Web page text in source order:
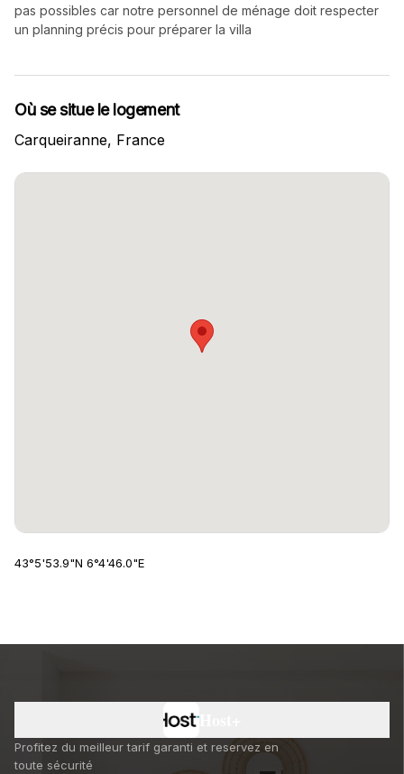
pas possibles car notre personnel de ménage doit respecter
un planning précis pour préparer la villa
Où se situe le logement
Carqueiranne, France
43°5'53.9"N 6°4'46.0"E
Profitez du meilleur tarif garanti et reservez en
toute sécurité